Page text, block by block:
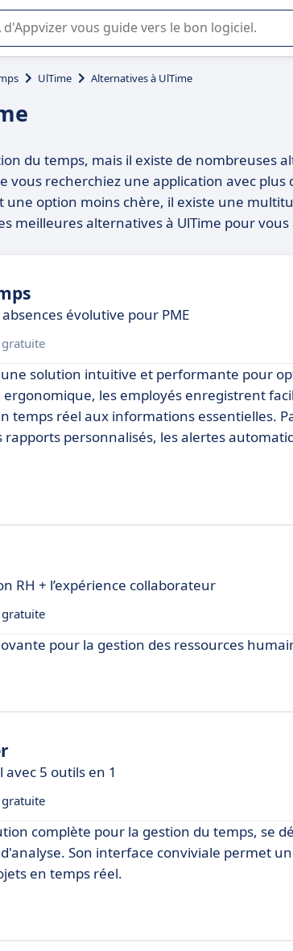
dans l'utilisation ou la sélection de logiciel SaaS
UlTime Alternatives à UlTime
du temps, mais il existe de nombreuses
vous recherchiez une application avec
option moins chère, il existe une
meilleures alternatives à UlTime pour
évolutive pour PME
solution intuitive et performante pour
les employés enregistrent
temps réel aux informations essentielles.
personnalisés, les alertes
RH + l’expérience collaborateur
pour la gestion des ressources
5 outils en 1
complète pour la gestion du temps, se
Son interface conviviale permet
en temps réel.